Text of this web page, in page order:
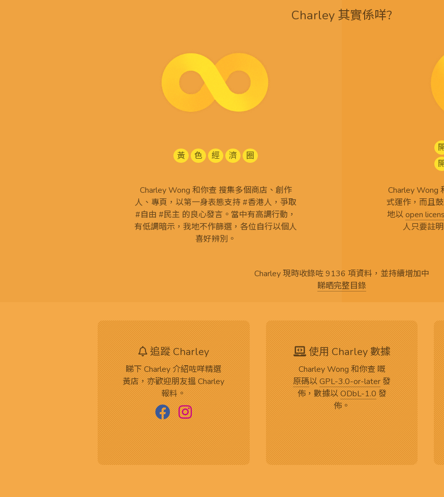
Charley 其實係咩?
黃 色 經 濟 圈
Charley Wong 和你查 搜集多個商店、創作
人、專頁，以第一身表態支持 #香港人，爭取
#自由 #民主 的良心發言。當中有高調行動，
有低調暗示，我地不作篩選，各位自行以個人
喜好辨別。
Charley Wong
式運作，而且
地以open
人只要註
Charley 現時收錄咗 9136 項資料，並持續增加中
睇晒完整目錄
追蹤 Charley
睇下 Charley 介紹咗咩精選
黃店，亦歡迎朋友搵 Charley
報料。
使用 Charley 數據
Charley Wong 和你查 嘅
原碼以GPL-3.0-or-later發
佈，數據以ODbL-1.0發
佈。